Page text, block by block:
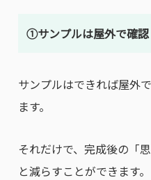
①サンプルは屋外で確認
サンプルはできれば屋外
ます。
それだけで、完成後の「
と減らすことができます。